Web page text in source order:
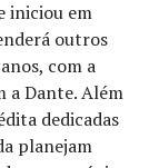
iniciou em
outros
com a
a Dante. Além
dedicadas
planejam